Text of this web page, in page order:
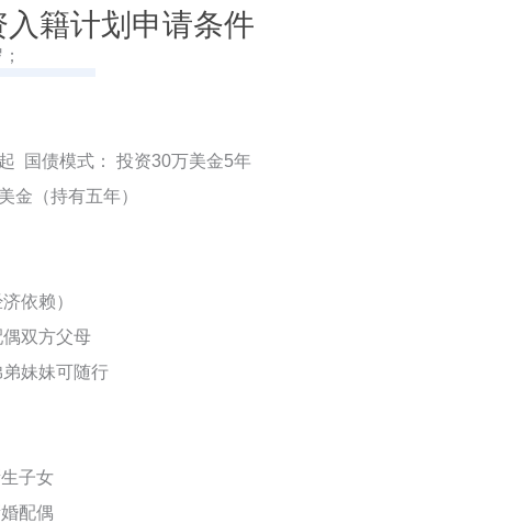
籍计划申请条件
国债模式： 投资30万美金5年
金（持有五年）
依赖）
双方父母
妹妹可随行
子女
配偶